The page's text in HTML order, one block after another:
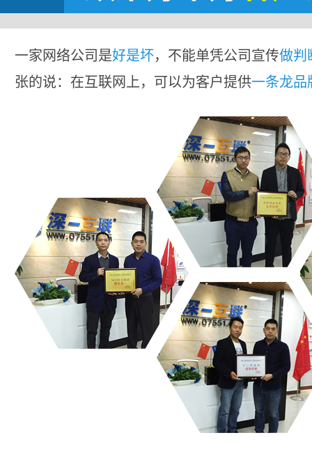
一家网络公司是好是坏，不能单凭公司宣传做判
张的说：在互联网上，可以为客户提供一条龙品